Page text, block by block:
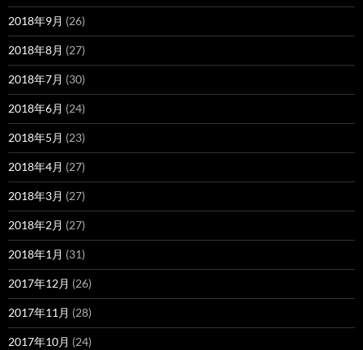
2018年9月 (26)
2018年8月 (27)
2018年7月 (30)
2018年6月 (24)
2018年5月 (23)
2018年4月 (27)
2018年3月 (27)
2018年2月 (27)
2018年1月 (31)
2017年12月 (26)
2017年11月 (28)
2017年10月 (24)